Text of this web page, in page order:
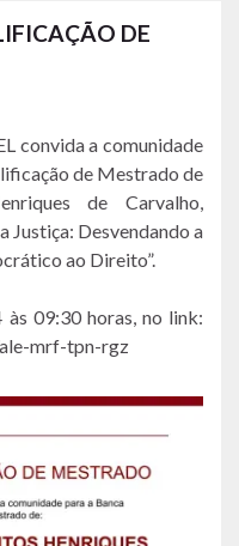
DE
convida a comunidade
de Mestrado de
de Carvalho,
Justiça: Desvendando a
ao Direito”.
09:30 horas, no link:
mrf-tpn-rgz